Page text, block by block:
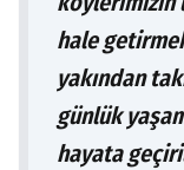
hale
yakından
günlük
hayata